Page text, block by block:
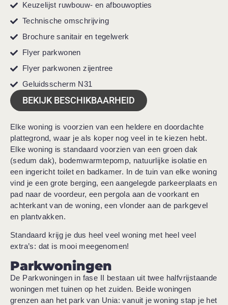
Keuzelijst ruwbouw- en afbouwopties
Technische omschrijving
Brochure sanitair en tegelwerk
Flyer parkwonen
Flyer parkwonen zijentree
Geluidsscherm N31
BEKIJK BESCHIKBAARHEID
Elke woning is voorzien van een heldere en doordachte
plattegrond, waar je als koper nog veel in te kiezen hebt.
Elke woning is standaard voorzien van een groen dak
(sedum dak), bodemwarmtepomp, natuurlijke isolatie en
een ingericht toilet en badkamer. In de tuin van elke woning
vind je een grote berging, een aangelegde parkeerplaats en
pad naar de voordeur, een pergola aan de voorkant en
achterkant van de woning, een vlonder aan de parkgevel
en plantvakken.
Standaard krijg je dus heel veel woning met heel veel
extra’s: dat is mooi meegenomen!
Parkwoningen
De Parkwoningen in fase II bestaan uit twee halfvrijstaande
woningen met tuinen op het zuiden. Beide woningen
grenzen aan het park van Unia: vanuit je woning stap je het